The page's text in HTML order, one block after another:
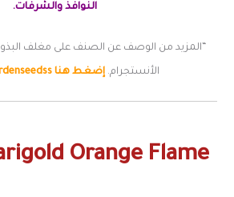
النوافذ والشرفات.
“المزيد من الوصف عن الصنف على مغلف
الأنستجرام. إضغط هنا
Orange Flame